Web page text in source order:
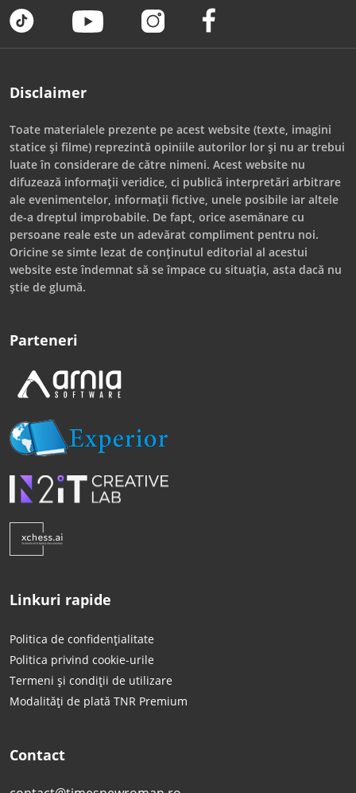
Disclaimer
Toate materialele prezente pe acest website (texte, imagini
statice și filme) reprezintă opiniile autorilor lor și nu ar trebui
luate în considerare de către nimeni. Acest website nu
difuzează informații veridice, ci publică interpretări arbitrare
ale evenimentelor, informații fictive, unele posibile iar altele
de-a dreptul improbabile. De fapt, orice asemănare cu
persoane reale este un adevărat compliment pentru noi.
Oricine se simte lezat de conținutul editorial al acestui
website este îndemnat să se împace cu situația, asta dacă nu
știe de glumă.
Parteneri
Linkuri rapide
Politica de confidențialitate
Politica privind cookie-urile
Termeni și condiții de utilizare
Modalități de plată TNR Premium
Contact